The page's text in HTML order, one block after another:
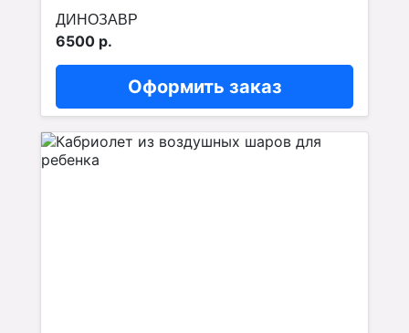
ДИНОЗАВР
6500 р.
Оформить заказ